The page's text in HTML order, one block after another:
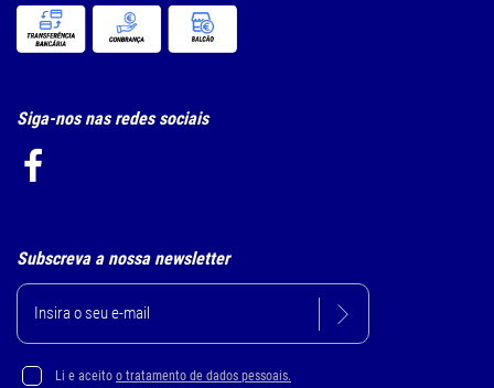
Siga-nos nas redes sociais
Subscreva a nossa newsletter
Li e aceito o tratamento de dados pessoais.